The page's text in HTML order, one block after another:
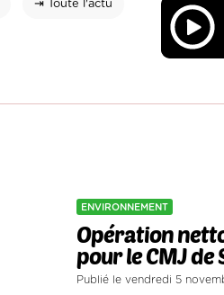
⇥ Toute l'actu
ENVIRONNEMENT
Opération
pour le CMJ
Publié le vendredi 5